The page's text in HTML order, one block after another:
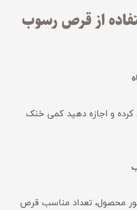
از قرص رسوب
کرده و اجازه دهید کمی خنک
محصول، تعداد مناسب قرص